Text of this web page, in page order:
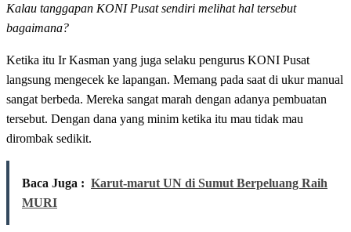
Kalau tanggapan KONI Pusat sendiri melihat hal tersebut
bagaimana?
Ketika itu Ir Kasman yang juga selaku pengurus KONI Pusat
langsung mengecek ke lapangan. Memang pada saat di ukur manual
sangat berbeda. Mereka sangat marah dengan adanya pembuatan
tersebut. Dengan dana yang minim ketika itu mau tidak mau
dirombak sedikit.
Baca Juga : Karut-marut UN di Sumut Berpeluang Raih
MURI